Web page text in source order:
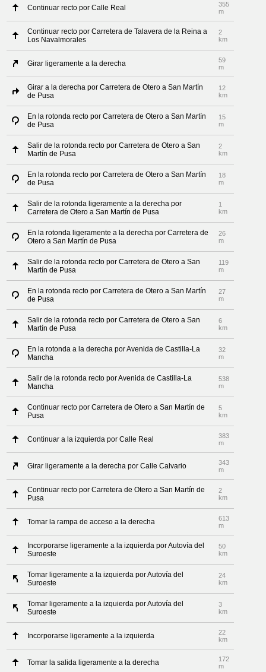
Continuar recto por Calle Real
355
m
Continuar recto por Carretera de Talavera de la Reina a
Los Navalmorales
2
km
Girar ligeramente a la derecha
59
m
Girar a la derecha por Carretera de Otero a San Martín
de Pusa
12
km
En la rotonda recto por Carretera de Otero a San Martín
de Pusa
15
m
Salir de la rotonda recto por Carretera de Otero a San
Martín de Pusa
2
km
En la rotonda recto por Carretera de Otero a San Martín
de Pusa
18
m
Salir de la rotonda ligeramente a la derecha por
Carretera de Otero a San Martín de Pusa
1
km
En la rotonda ligeramente a la derecha por Carretera de
Otero a San Martín de Pusa
26
m
Salir de la rotonda recto por Carretera de Otero a San
Martín de Pusa
119
m
En la rotonda recto por Carretera de Otero a San Martín
de Pusa
27
m
Salir de la rotonda recto por Carretera de Otero a San
Martín de Pusa
6
km
En la rotonda a la derecha por Avenida de Castilla-La
Mancha
32
m
Salir de la rotonda recto por Avenida de Castilla-La
Mancha
538
m
Continuar recto por Carretera de Otero a San Martín de
Pusa
5
km
Continuar a la izquierda por Calle Real
383
m
Girar ligeramente a la derecha por Calle Calvario
343
m
Continuar recto por Carretera de Otero a San Martín de
Pusa
2
km
Tomar la rampa de acceso a la derecha
613
m
Incorporarse ligeramente a la izquierda por Autovía del
Suroeste
50
km
Tomar ligeramente a la izquierda por Autovía del
Suroeste
24
km
Tomar ligeramente a la izquierda por Autovía del
Suroeste
3
km
Incorporarse ligeramente a la izquierda
22
km
Tomar la salida ligeramente a la derecha
172
m